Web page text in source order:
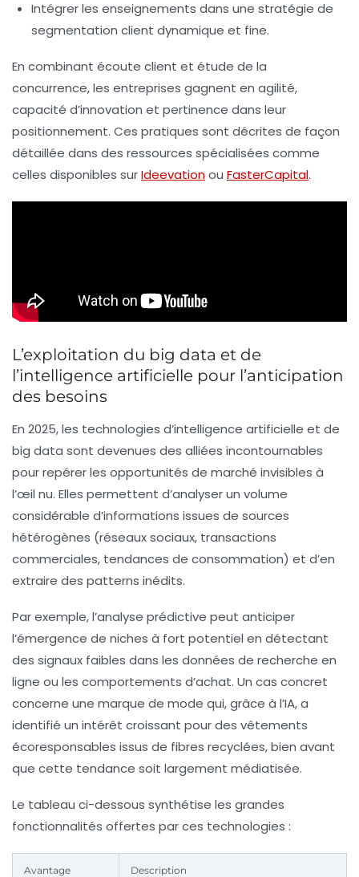
Intégrer les enseignements dans une stratégie de
segmentation client dynamique et fine.
En combinant écoute client et étude de la
concurrence, les entreprises gagnent en agilité,
capacité d’innovation et pertinence dans leur
positionnement. Ces pratiques sont décrites de façon
détaillée dans des ressources spécialisées comme
celles disponibles surIdeevationou FasterCapital.
L’exploitation du big data et de
l’intelligence artificielle pour l’anticipation
des besoins
En 2025, les technologies d’intelligence artificielle et de
big data sont devenues des alliées incontournables
pour repérer les opportunités de marché invisibles à
l’œil nu. Elles permettent d’analyser un volume
considérable d’informations issues de sources
hétérogènes (réseaux sociaux, transactions
commerciales, tendances de consommation) et d’en
extraire des patterns inédits.
Par exemple, l’analyse prédictive peut anticiper
l’émergence de niches à fort potentiel en détectant
des signaux faibles dans les données de recherche en
ligne ou les comportements d’achat. Un cas concret
concerne une marque de mode qui, grâce à l’IA, a
identifié un intérêt croissant pour des vêtements
écoresponsables issus de fibres recyclées, bien avant
que cette tendance soit largement médiatisée.
Le tableau ci-dessous synthétise les grandes
fonctionnalités offertes par ces technologies :
Avantage Description